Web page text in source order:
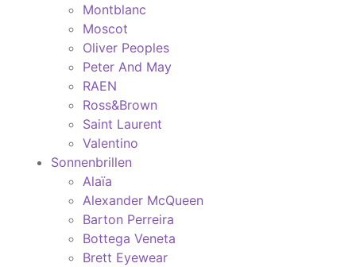
Montblanc
Moscot
Oliver Peoples
Peter And May
RAEN
Ross&Brown
Saint Laurent
Valentino
Sonnenbrillen
Alaïa
Alexander McQueen
Barton Perreira
Bottega Veneta
Brett Eyewear